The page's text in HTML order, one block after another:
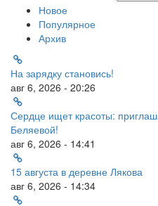
Новое
Популярное
Архив
На зарядку становись!
авг 6, 2026 - 20:26
Сердце ищет красоты:
Беляевой!
авг 6, 2026 - 14:41
15 августа в деревне Лякова
авг 6, 2026 - 14:34